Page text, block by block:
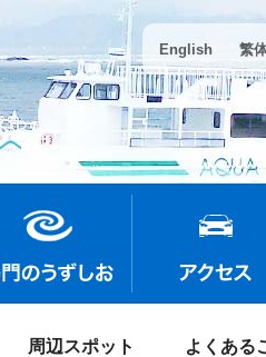
English 繁
周辺スポット よくある